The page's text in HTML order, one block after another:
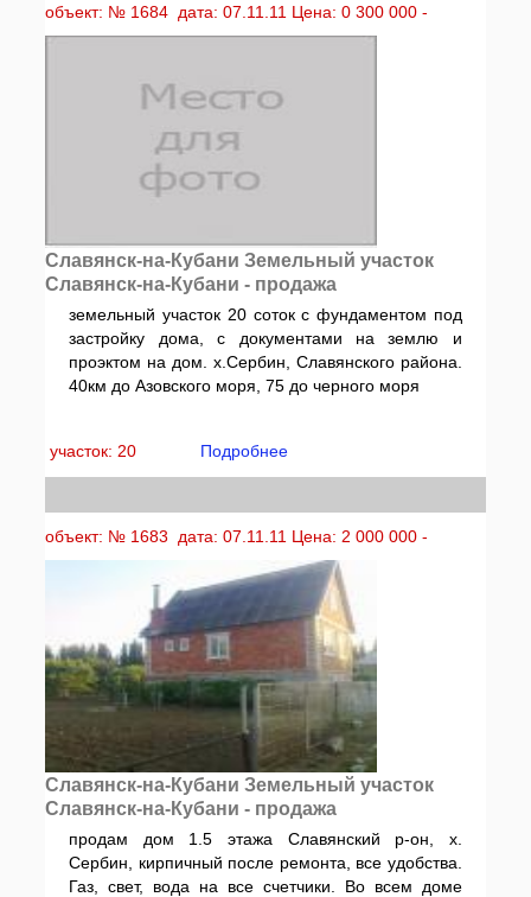
объект: № 1684 дата: 07.11.11 Цена: 0 300 000 -
Славянск-на-Кубани Земельный участок
Славянск-на-Кубани - продажа
земельный участок 20 соток с фундаментом под
застройку дома, с документами на землю и
проэктом на дом. х.Сербин, Славянского района.
40км до Азовского моря, 75 до черного моря
участок: 20 Подробнее
объект: № 1683 дата: 07.11.11 Цена: 2 000 000 -
Славянск-на-Кубани Земельный участок
Славянск-на-Кубани - продажа
продам дом 1.5 этажа Славянский р-он, х.
Сербин, кирпичный после ремонта, все удобства.
Газ, свет, вода на все счетчики. Во всем доме